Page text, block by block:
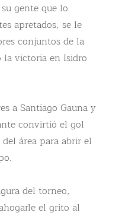
gente que lo
apretados, se le
conjuntos de la
victoria en Isidro
a Santiago Gauna y
convirtió el gol
área para abrir el
del torneo,
el grito al